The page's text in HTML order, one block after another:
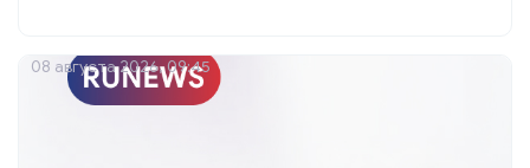
08 августа 2026, 09:45